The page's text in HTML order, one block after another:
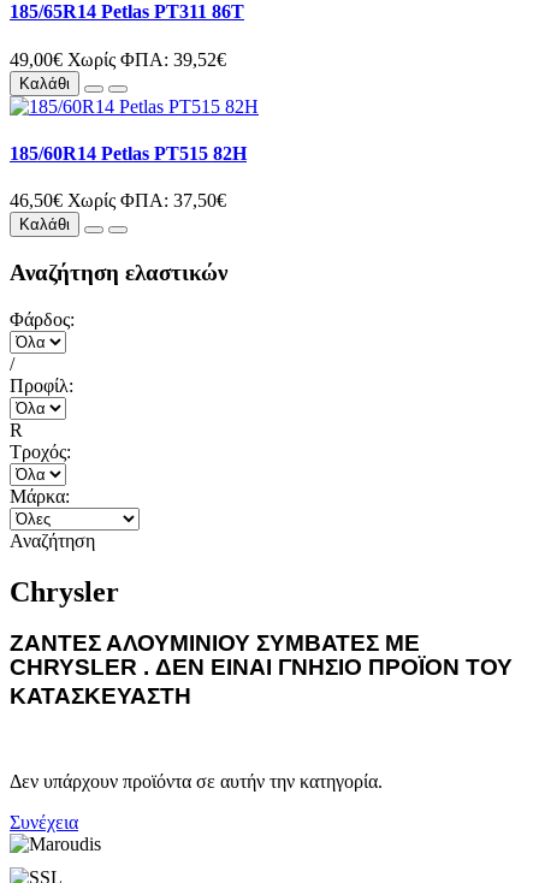
185/65R14 Petlas PT311 86T
49,00€ Χωρίς ΦΠΑ: 39,52€
Καλάθι
185/60R14 Petlas PT515 82H
46,50€ Χωρίς ΦΠΑ: 37,50€
Καλάθι
Αναζήτηση ελαστικών
Φάρδος:
/
Προφίλ:
R
Τροχός:
Μάρκα:
Αναζήτηση
Chrysler
ΖΑΝΤΕΣ ΑΛΟΥΜΙΝΙΟΥ ΣΥΜΒΑΤΕΣ ΜΕ
CHRYSLER . ΔΕΝ ΕΙΝΑΙ ΓΝΗΣΙΟ ΠΡΟΪΟΝ ΤΟΥ
ΚΑΤΑΣΚΕΥΑΣΤΗ
Δεν υπάρχουν προϊόντα σε αυτήν την κατηγορία.
Συνέχεια